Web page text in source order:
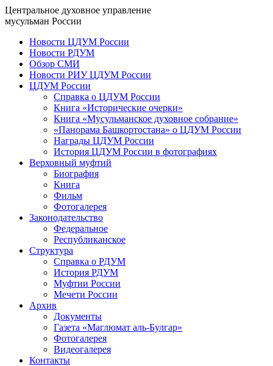
Центральное духовное управление
мусульман России
Новости ЦДУМ России
Новости РДУМ
Обзор СМИ
Новости РИУ ЦДУМ России
ЦДУМ России
Справка о ЦДУМ России
Книга «Исторические очерки»
Книга «Мусульманское духовное собрание»
«Панорама Башкортостана» о ЦДУМ России
Награды ЦДУМ России
История ЦДУМ России в фотографиях
Верховный муфтий
Биография
Книга
Фильм
Фотогалерея
Законодательство
Федеральное
Республиканское
Структура
Справка о РДУМ
История РДУМ
Муфтии России
Мечети России
Архив
Документы
Газета «Маглюмат аль-Булгар»
Фотогалерея
Видеогалерея
Контакты